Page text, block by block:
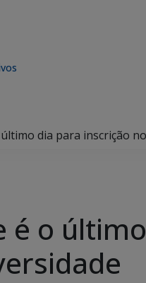
dia para inscrição
é o